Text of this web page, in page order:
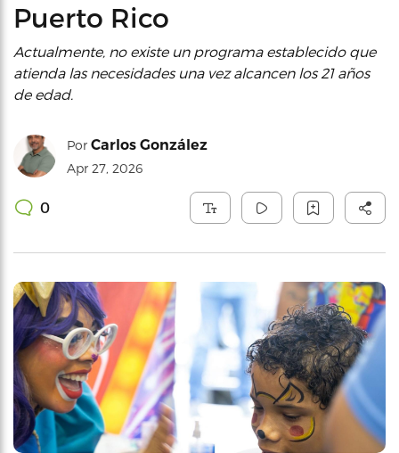
Puerto Rico
Actualmente, no existe un programa establecido que
atienda las necesidades una vez alcancen los 21 años
de edad.
Por Carlos González
Apr 27, 2026
0